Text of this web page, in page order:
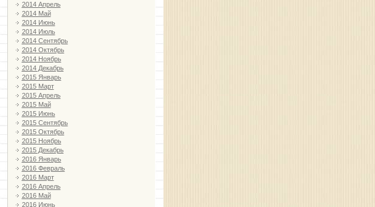
2014 Апрель
2014 Май
2014 Июнь
2014 Июль
2014 Сентябрь
2014 Октябрь
2014 Ноябрь
2014 Декабрь
2015 Январь
2015 Март
2015 Апрель
2015 Май
2015 Июнь
2015 Сентябрь
2015 Октябрь
2015 Ноябрь
2015 Декабрь
2016 Январь
2016 Февраль
2016 Март
2016 Апрель
2016 Май
2016 Июнь